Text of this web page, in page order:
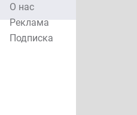
О нас
Реклама
Подписка